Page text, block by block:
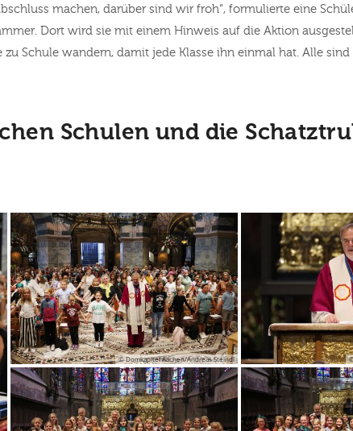
machen, darüber sind wir froh“, formulierte eine
Dort wird sie mit einem Hinweis auf die Aktion
Schule wandern, damit jede Klasse ihn einmal hat. Alle
Schulen und die
© Domkapitel Aachen/Andreas Steindl